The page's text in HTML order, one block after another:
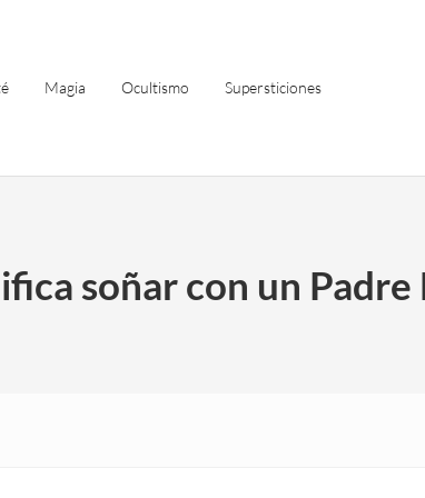
Magia Ocultismo Supersticiones
soñar con un Padre